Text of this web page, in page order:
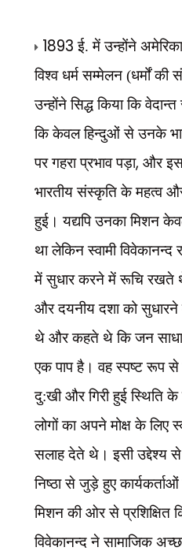
1893 ई. में उन्होंने
विश्व धर्म सम्मेलन (धर्मों की
उन्होंने सिद्ध किया कि
कि केवल हिन्दुओं से उनके
पर गहरा प्रभाव पड़ा, और इस
भारतीय संस्कृति के महत्व
हुई। यद्यपि उनका मिशन
था लेकिन स्वामी विवेकानन्द
में सुधार करने में रूचि रखते
और दयनीय दशा को सुधारने
थे और कहते थे कि जन
एक पाप है। वह स्पष्ट रूप
दु:खी और गिरी हुई स्थिति के
लोगों का अपने मोक्ष के लिए
सलाह देते थे। इसी उद्देश्य से
निष्ठा से जुड़े हुए
मिशन की ओर से प्रशिक्षित
विवेकानन्द ने सामाजिक